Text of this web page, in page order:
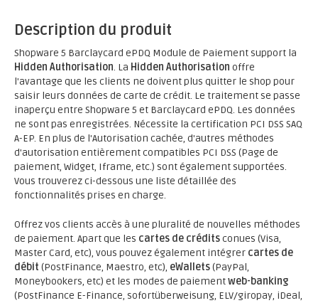
Description du produit
Shopware 5 Barclaycard ePDQ Module de Paiement support la
Hidden Authorisation. La Hidden Authorisation offre
l'avantage que les clients ne doivent plus quitter le shop pour
saisir leurs données de carte de crédit. Le traitement se passe
inaperçu entre Shopware 5 et Barclaycard ePDQ. Les données
ne sont pas enregistrées. Nécessite la certification PCI DSS SAQ
A-EP. En plus de l'Autorisation cachée, d'autres méthodes
d'autorisation entièrement compatibles PCI DSS (Page de
paiement, Widget, Iframe, etc.) sont également supportées.
Vous trouverez ci-dessous une liste détaillée des
fonctionnalités prises en charge.
Offrez vos clients accès à une pluralité de nouvelles méthodes
de paiement. Apart que les cartes de créditsconues (Visa,
Master Card, etc), vous pouvez également intégrer cartes de
débit (PostFinance, Maestro, etc), eWallets(PayPal,
Moneybookers, etc) et les modes de paiementweb-banking
(PostFinance E-Finance, sofortüberweisung, ELV/giropay, iDeal,